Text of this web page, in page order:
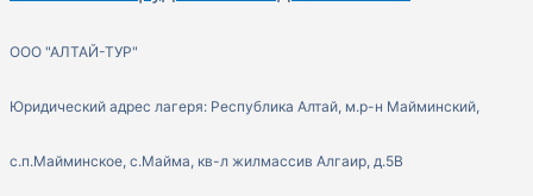
ООО "АЛТАЙ-ТУР"
Юридический адрес лагеря: Республика Алтай, м.р-н Майминский,
с.п.Майминское, с.Майма, кв-л жилмассив Алгаир, д.5В